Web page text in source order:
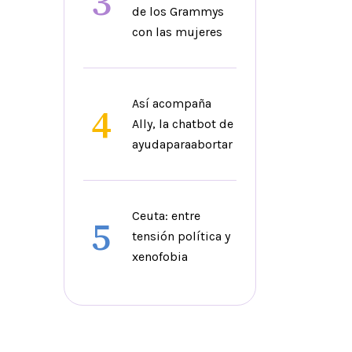
de los Grammys
con las mujeres
4
Así acompaña
Ally, la chatbot de
ayudaparaabortar
5
Ceuta: entre
tensión política y
xenofobia